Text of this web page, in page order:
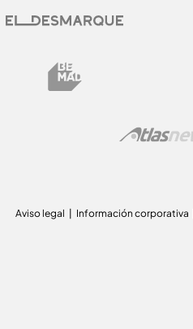
Aviso legal Información corporativa